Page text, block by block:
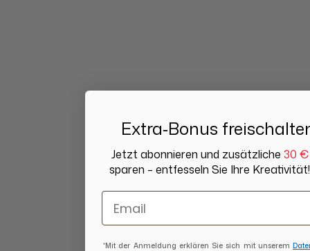
Extra‑Bonus
Jetzt abonnieren und zusätzliche 30 €
sparen – entfesseln Sie Ihre Kreativität!
Email
*Mit der Anmeldung erklären Sie sich mit unserem